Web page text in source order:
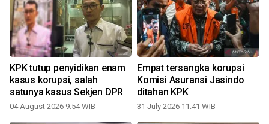
KPK tutup penyidikan enam
kasus korupsi, salah
satunya kasus Sekjen DPR
04 August 2026 9:54 WIB
Empat tersangka korupsi
Komisi Asuransi Jasindo
ditahan KPK
31 July 2026 11:41 WIB